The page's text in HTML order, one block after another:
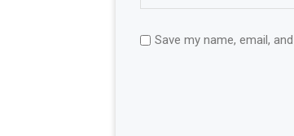
Save my name, email,